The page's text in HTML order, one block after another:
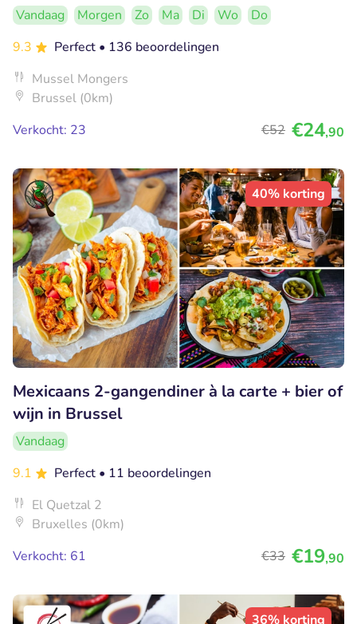
Vandaag Morgen Zo Ma Di Wo
Do
9.3
Perfect • 136 beoordelingen
Mussel Mongers
Brussel (0km)
Verkocht: 23
€52 €24,90
40% korting
Mexicaans 2-gangendiner à la carte + bier of
wijn in Brussel
Vandaag
9.1
Perfect • 11 beoordelingen
El Quetzal 2
Bruxelles (0km)
Verkocht: 61
€33 €19,90
36% korting